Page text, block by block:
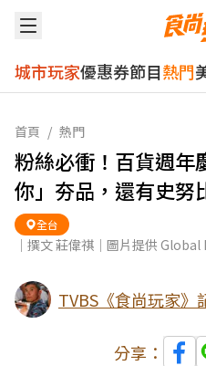
城市玩家優惠券節目熱門
首頁 / 熱門
粉絲必衝！百貨週年
你」夯品，還有史努
全台
｜撰文 莊偉祺｜圖片提供 Global
TVBS《食尚玩家》
分享：